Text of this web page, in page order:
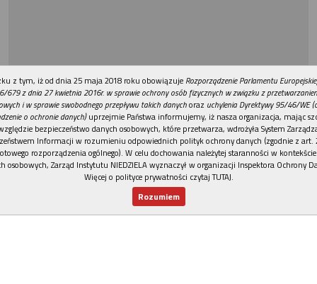
REKLAMA
z tym, iż od dnia 25 maja 2018 roku obowiązuje Rozporządzenie Parlamentu
679 z dnia 27 kwietnia 2016r. w sprawie ochrony osób fizycznych w związku z
i w sprawie swobodnego przepływu takich danychoraz uchylenia Dyrektywy 95/46/WE
o ochronie danych)uprzejmie Państwa informujemy, iż nasza organizacja, mając
bezpieczeństwo danych osobowych, które przetwarza, wdrożyła System
Informacji w rozumieniu odpowiednich polityk ochrony danych (zgodnie z art.
rozporządzenia ogólnego). W celu dochowania należytej staranności w
osobowych, Zarząd Instytutu NIEDZIELA wyznaczył w organizacji Inspektora Ochrony
Więcej o polityce prywatności czytaj TUTAJ.
Rozumiem